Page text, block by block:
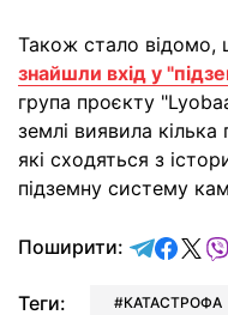
Також стало
знайшли вхід у
група проєкту
землі виявила кілька
які сходяться з
підземну систему
Поширити:
Теги: КАТАСТРОФА